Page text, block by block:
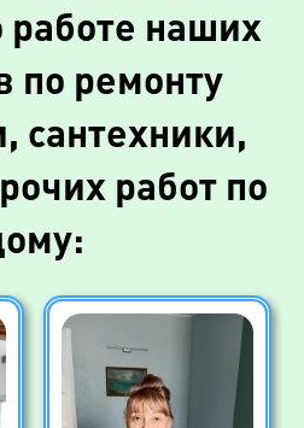
работе наших
по ремонту
сантехники,
работ по